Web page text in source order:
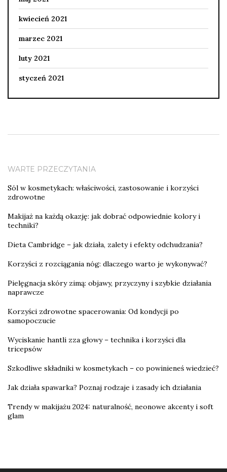
kwiecień 2021
marzec 2021
luty 2021
styczeń 2021
WARTE PRZECZYTANIA
Sól w kosmetykach: właściwości, zastosowanie i korzyści
zdrowotne
Makijaż na każdą okazję: jak dobrać odpowiednie kolory i
techniki?
Dieta Cambridge – jak działa, zalety i efekty odchudzania?
Korzyści z rozciągania nóg: dlaczego warto je wykonywać?
Pielęgnacja skóry zimą: objawy, przyczyny i szybkie działania
naprawcze
Korzyści zdrowotne spacerowania: Od kondycji po
samopoczucie
Wyciskanie hantli zza głowy – technika i korzyści dla
tricepsów
Szkodliwe składniki w kosmetykach – co powinieneś wiedzieć?
Jak działa spawarka? Poznaj rodzaje i zasady ich działania
Trendy w makijażu 2024: naturalność, neonowe akcenty i soft
glam